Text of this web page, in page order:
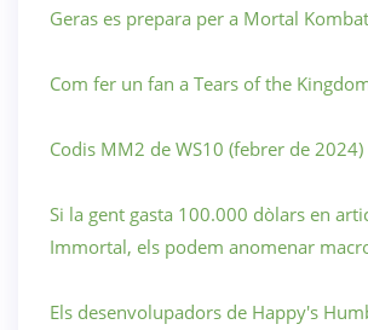
Geras es prepara per a Mortal Kombat
Com fer un fan a Tears of the
Codis MM2 de WS10 (febrer de 2024)
Si la gent gasta 100.000 dòlars en
Immortal, els podem anomenar
Els desenvolupadors de Happy's